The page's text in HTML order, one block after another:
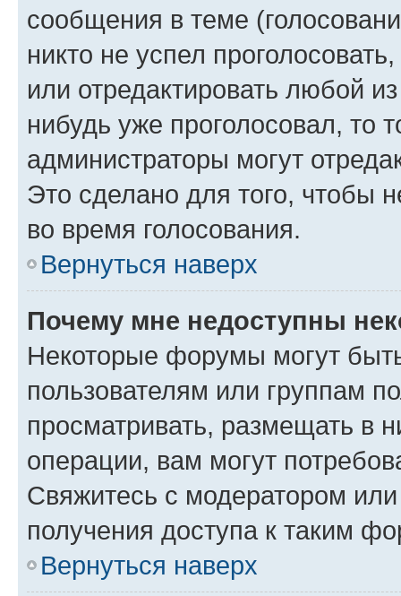
сообщения в теме
никто не успел
или отредактировать любой
нибудь уже проголосовал, то
администраторы могут
Это сделано для того, чтобы
во время голосования.
Вернуться наверх
Почему мне недоступны
Некоторые форумы могут
пользователям или группам
просматривать, размещать в
операции, вам могут
Свяжитесь с модератором
получения доступа к таким
Вернуться наверх